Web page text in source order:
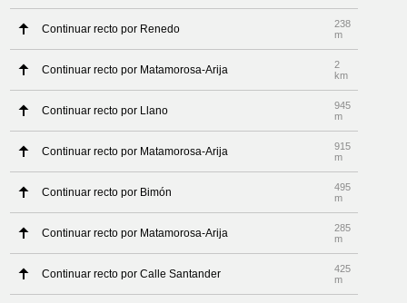
Continuar recto por Renedo
238
m
Continuar recto por Matamorosa-Arija
2
km
Continuar recto por Llano
945
m
Continuar recto por Matamorosa-Arija
915
m
Continuar recto por Bimón
495
m
Continuar recto por Matamorosa-Arija
285
m
Continuar recto por Calle Santander
425
m